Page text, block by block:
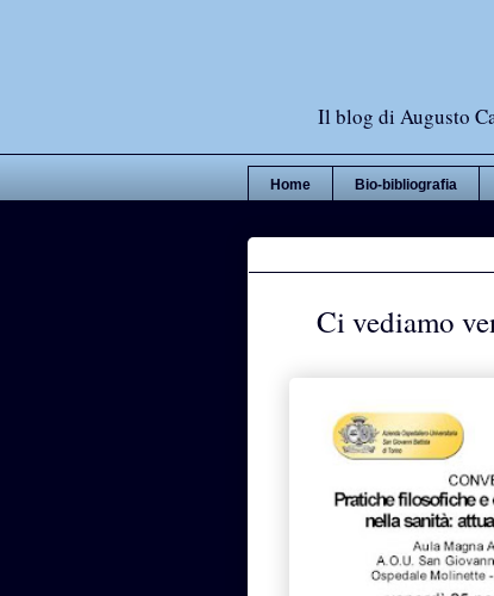
Il blog di Augusto
Home Bio-bibliografia
Ci vediamo